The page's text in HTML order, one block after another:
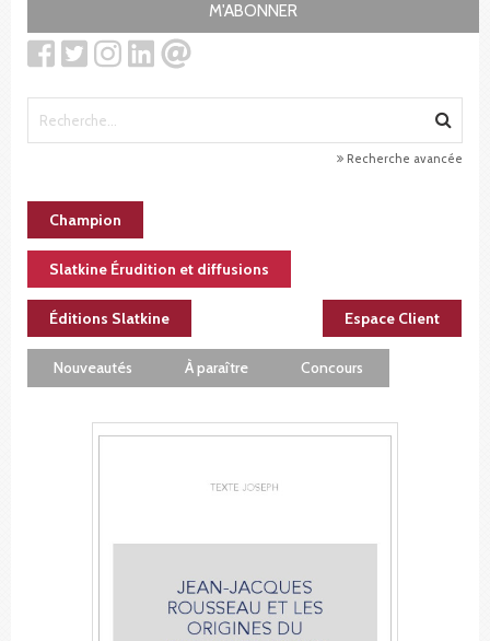
M'ABONNER
Recherche avancée
Champion
Slatkine Érudition et diffusions
Éditions Slatkine Espace Client
Nouveautés À paraître Concours